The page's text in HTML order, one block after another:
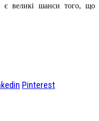
є великі шанси того, що
Pinterest